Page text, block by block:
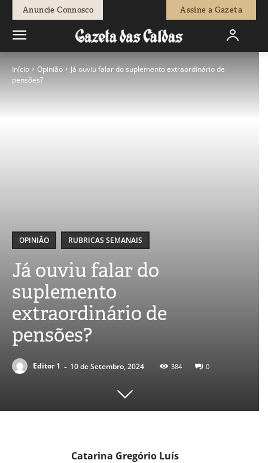
Anuncie Connosco Assine a Gazeta
Início Opinião
Já ouviu falar do suplemento extraordinário de
pensões?
OPINIÃO RUBRICAS SEMANAIS
Já ouviu falar do
suplemento
extraordinário de
pensões?
Editor 1 - 10 de Setembro, 2024 384 0
Catarina Gregório Luís